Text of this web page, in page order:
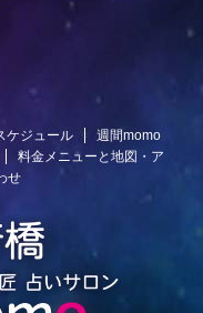
ケジュール
週間momo
料金メニューと地図・ア
せ